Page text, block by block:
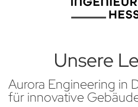
Unsere
Aurora Engineering in
für innovative